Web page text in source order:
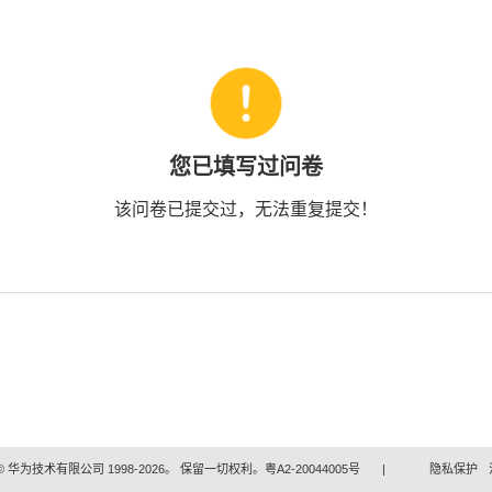
您已填写过问卷
该问卷已提交过，无法重复提交！
华为技术有限公司 1998-2026。 保留一切权利。粤A2-20044005号 | 隐私保护